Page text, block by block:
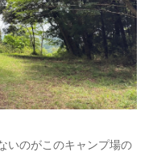
いのがこのキャンプ場の